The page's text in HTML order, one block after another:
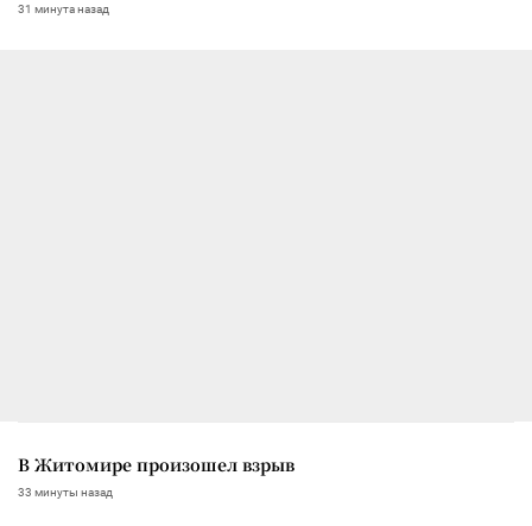
31 минута назад
В Житомире произошел взрыв
33 минуты назад